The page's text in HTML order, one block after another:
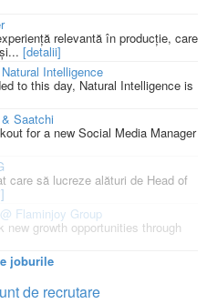
relevantă în producție, care
[detalii]
Intelligence
to this day, Natural Intelligence is
Saatchi
for a new Social Media Manager
care să lucreze alături de Head of
Flaminjoy Group
growth opportunities through
joburile
de recrutare